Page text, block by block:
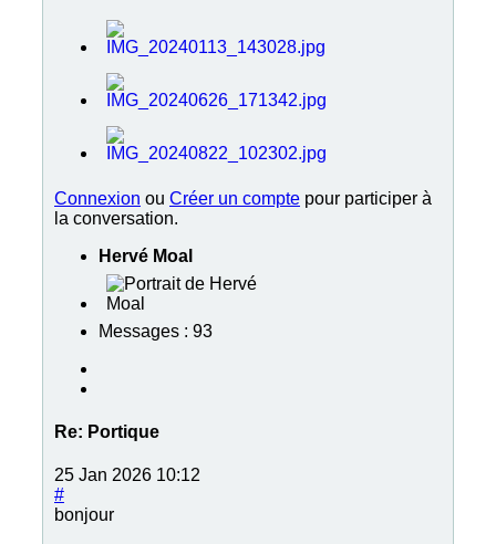
Connexion ou Créer un compte pour participer à
la conversation.
Hervé Moal
Messages : 93
Re: Portique
25 Jan 2026 10:12
#
bonjour